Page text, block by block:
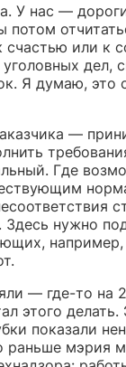
У нас —
счастью или к
дел,
Я думаю, это
—
Где
нужно
— где-то на
этого
показали
мэрия